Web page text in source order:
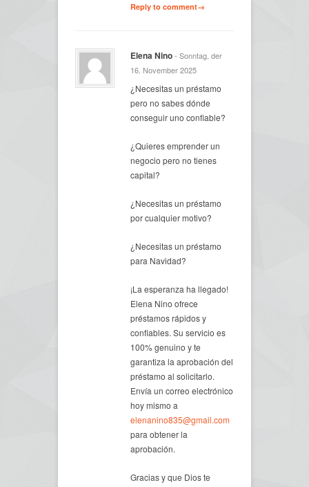
Reply to comment→
Elena Nino- Sonntag, der
16. November 2025
¿Necesitas un préstamo
pero no sabes dónde
conseguir uno confiable?
¿Quieres emprender un
negocio pero no tienes
capital?
¿Necesitas un préstamo
por cualquier motivo?
¿Necesitas un préstamo
para Navidad?
¡La esperanza ha llegado!
Elena Nino ofrece
préstamos rápidos y
confiables. Su servicio es
100% genuino y te
garantiza la aprobación del
préstamo al solicitarlo.
Envía un correo electrónico
hoy mismo a
elenanino835@gmail.com
para obtener la
aprobación.
Gracias y que Dios te